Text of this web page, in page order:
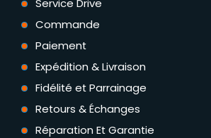
Commande
Paiement
Expédition & Livraison
Fidélité et Parrainage
Retours & Échanges
Réparation Et Garantie